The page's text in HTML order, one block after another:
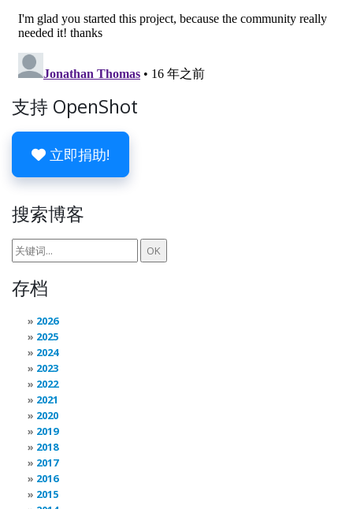
支持 OpenShot
立即捐助!
搜索博客
存档
2026
2025
2024
2023
2022
2021
2020
2019
2018
2017
2016
2015